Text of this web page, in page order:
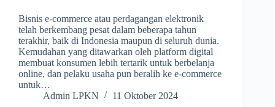
Bisnis e-commerce atau perdagangan elektronik
telah berkembang pesat dalam beberapa tahun
terakhir, baik di Indonesia maupun di seluruh dunia.
Kemudahan yang ditawarkan oleh platform digital
membuat konsumen lebih tertarik untuk berbelanja
online, dan pelaku usaha pun beralih ke e-commerce
untuk…
Admin LPKN
11 Oktober 2024